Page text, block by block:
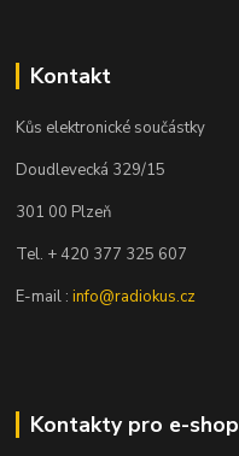
Kontakt
Kůs elektronické součástky
Doudlevecká 329/15
301 00 Plzeň
Tel. + 420 377 325 607
E-mail :info@radiokus.cz
Kontakty pro e-shop